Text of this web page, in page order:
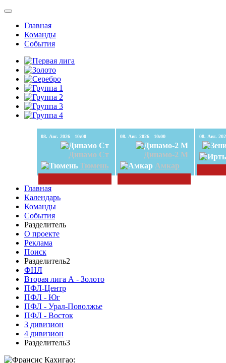
Главная
Команды
События
08. Авг. 2026 10:00
Динамо Ст
Тюмень
08. Авг. 2026 10:00
Динамо-2 М
Амкар
Главная
Календарь
Команды
События
Разделитель
О проекте
Реклама
Поиск
Разделитель2
ФНЛ
Вторая лига А - Золото
ПФЛ-Центр
ПФЛ - Юг
ПФЛ - Урал-Поволжье
ПФЛ - Восток
3 дивизион
4 дивизион
Разделитель3